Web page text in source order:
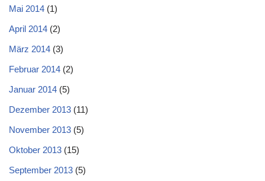
Mai 2014 (1)
April 2014 (2)
März 2014 (3)
Februar 2014 (2)
Januar 2014 (5)
Dezember 2013 (11)
November 2013 (5)
Oktober 2013 (15)
September 2013 (5)